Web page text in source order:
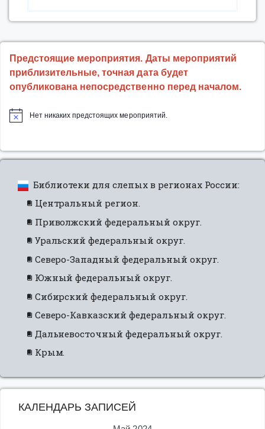
Предстоящие мероприятия. Даты мероприятий
приблизительные, точная дата будет
опубликована непосредственно перед началом.
Нет никаких предстоящих мероприятий.
Библиотеки для слепых в регионах России:
Центральный регион.
Приволжский федеральный округ.
Уральский федеральный округ.
Северо-Западный федеральный округ.
Южный федеральный округ.
Сибирский федеральный округ.
Северо-Кавказский федеральный округ.
Дальневосточный федеральный округ.
Крым.
КАЛЕНДАРЬ ЗАПИСЕЙ